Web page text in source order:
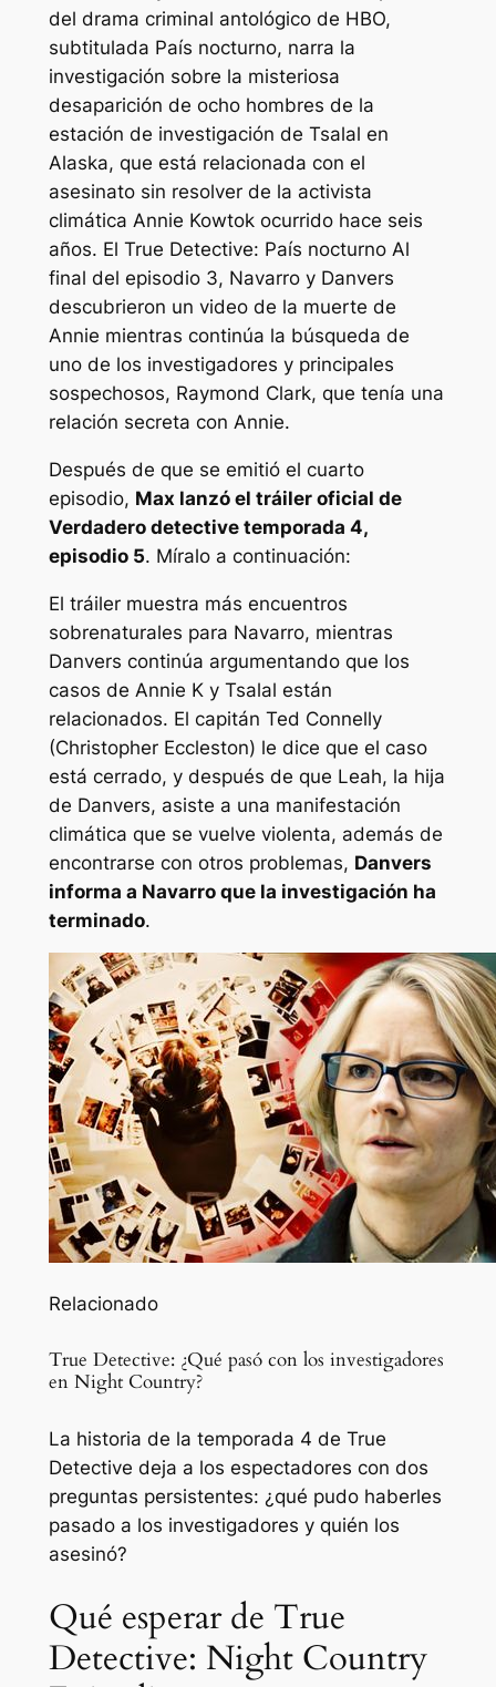
del drama criminal antológico de HBO,
subtitulada País nocturno, narra la
investigación sobre la misteriosa
desaparición de ocho hombres de la
estación de investigación de Tsalal en
Alaska, que está relacionada con el
asesinato sin resolver de la activista
climática Annie Kowtok ocurrido hace seis
años. El True Detective: País nocturnoAl
final del episodio 3, Navarro y Danvers
descubrieron un video de la muerte de
Annie mientras continúa la búsqueda de
uno de los investigadores y principales
sospechosos, Raymond Clark, que tenía una
relación secreta con Annie.
Después de que se emitió el cuarto
episodio, Max lanzó el tráiler oficial de
Verdadero detectivetemporada 4,
episodio 5. Míralo a continuación:
El tráiler muestra más encuentros
sobrenaturales para Navarro, mientras
Danvers continúa argumentando que los
casos de Annie K y Tsalal están
relacionados. El capitán Ted Connelly
(Christopher Eccleston) le dice que el caso
está cerrado, y después de que Leah, la hija
de Danvers, asiste a una manifestación
climática que se vuelve violenta, además de
encontrarse con otros problemas, Danvers
informa a Navarro que la investigación ha
terminado.
Relacionado
True Detective: ¿Qué pasó con los investigadores
en Night Country?
La historia de la temporada 4 de True
Detective deja a los espectadores con dos
preguntas persistentes: ¿qué pudo haberles
pasado a los investigadores y quién los
asesinó?
Qué esperar de True
Detective: Night Country